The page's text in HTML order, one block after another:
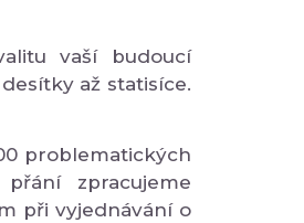
vaší budoucí
až statisíce.
problematických
zpracujeme
při vyjednávání o